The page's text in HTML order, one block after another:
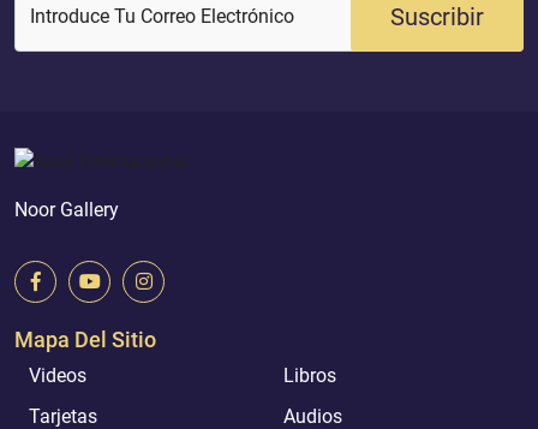
Introduce Tu Correo Electrónico Suscribir
Noor Gallery
Mapa Del Sitio
Videos
Libros
Tarjetas
Audios